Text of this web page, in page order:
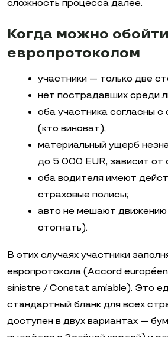
сложность процесса далее.
Когда можно
европротоколом
участники — только две
нет пострадавших среди
оба участника согласны
(кто виноват);
материальный ущерб
до 5 000 EUR, зависит от
оба водителя имеют
страховые полисы;
авто не мешают движению
отогнать).
В этих случаях участники
европротокола (Accord
sinistre / Constat amiable). Это
стандартный бланк для всех
доступен в двух вариантах —